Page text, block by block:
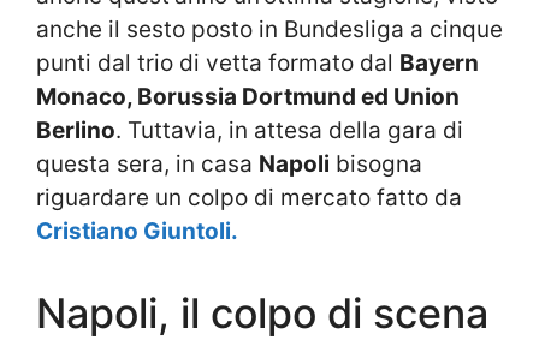
anche il sesto posto in Bundesliga a cinque
punti dal trio di vetta formato dal Bayern
Monaco, Borussia Dortmund ed Union
Berlino. Tuttavia, in attesa della gara di
questa sera, in casa Napoli bisogna
riguardare un colpo di mercato fatto da
Cristiano Giuntoli.
Napoli, il colpo di scena